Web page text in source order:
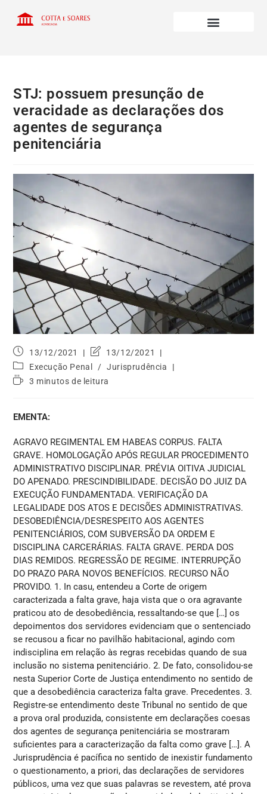
STJ: possuem presunção de
veracidade as declarações dos
agentes de segurança
penitenciária
13/12/2021
13/12/2021
Execução Penal
/ Jurisprudência
3 minutos de leitura
EMENTA:
AGRAVO REGIMENTAL EM HABEAS CORPUS. FALTA
GRAVE. HOMOLOGAÇÃO APÓS REGULAR PROCEDIMENTO
ADMINISTRATIVO DISCIPLINAR. PRÉVIA OITIVA JUDICIAL
DO APENADO. PRESCINDIBILIDADE. DECISÃO DO JUIZ DA
EXECUÇÃO FUNDAMENTADA. VERIFICAÇÃO DA
LEGALIDADE DOS ATOS E DECISÕES ADMINISTRATIVAS.
DESOBEDIÊNCIA/DESRESPEITO AOS AGENTES
PENITENCIÁRIOS, COM SUBVERSÃO DA ORDEM E
DISCIPLINA CARCERÁRIAS. FALTA GRAVE. PERDA DOS
DIAS REMIDOS. REGRESSÃO DE REGIME. INTERRUPÇÃO
DO PRAZO PARA NOVOS BENEFÍCIOS. RECURSO NÃO
PROVIDO. 1. In casu, entendeu a Corte de origem
caracterizada a falta grave, haja vista que o ora agravante
praticou ato de desobediência, ressaltando-se que […] os
depoimentos dos servidores evidenciam que o sentenciado
se recusou a ficar no pavilhão habitacional, agindo com
indisciplina em relação às regras recebidas quando de sua
inclusão no sistema penitenciário. 2. De fato, consolidou-se
nesta Superior Corte de Justiça entendimento no sentido de
que a desobediência caracteriza falta grave. Precedentes. 3.
Registre-se entendimento deste Tribunal no sentido de que
a prova oral produzida, consistente em declarações coesas
dos agentes de segurança penitenciária se mostraram
suficientes para a caracterização da falta como grave […]. A
Jurisprudência é pacífica no sentido de inexistir fundamento
o questionamento, a priori, das declarações de servidores
públicos, uma vez que suas palavras se revestem, até prova